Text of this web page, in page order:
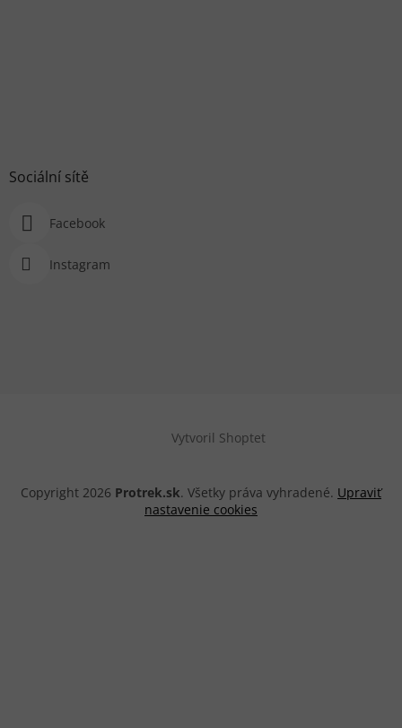
Sociální sítě
Facebook
Instagram
Vytvoril Shoptet
Copyright 2026 Protrek.sk. Všetky práva vyhradené. Upraviť
nastavenie cookies